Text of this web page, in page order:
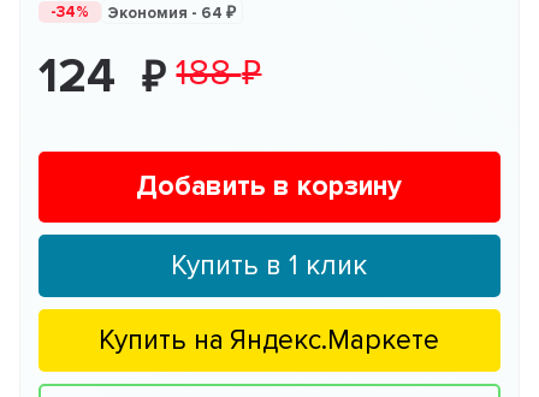
-34% Экономия - 64
124 188
Добавить в корзину
Купить в 1 клик
Купить на Яндекс.Маркете